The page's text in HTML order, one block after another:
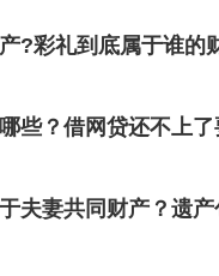
?彩礼到底属于谁的
些？借网贷还不上
夫妻共同财产？遗